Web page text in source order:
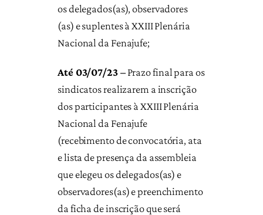
os delegados(as), observadores
(as) e suplentes à XXIII Plenária
Nacional da Fenajufe;
Até 03/07/23 –Prazo final para os
sindicatos realizarem a inscrição
dos participantes à XXIII Plenária
Nacional da Fenajufe
(recebimento de convocatória, ata
e lista de presença da assembleia
que elegeu os delegados(as) e
observadores(as) e preenchimento
da ficha de inscrição que será